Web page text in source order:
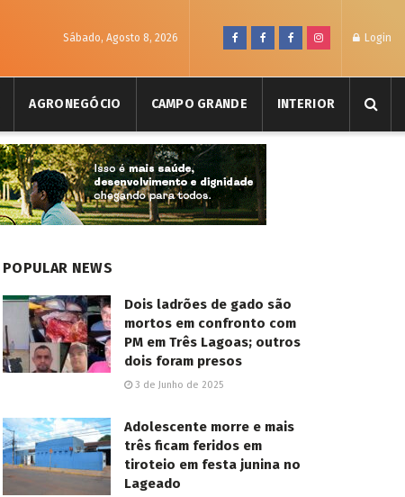
Sábado, Agosto 8, 2026 Login
AGRONEGÓCIO CAMPO GRANDE INTERIOR
POPULAR NEWS
Dois ladrões de gado são
mortos em confronto com
PM em Três Lagoas; outros
dois foram presos
3 de Junho de 2025
Adolescente morre e mais
três ficam feridos em
tiroteio em festa junina no
Lageado